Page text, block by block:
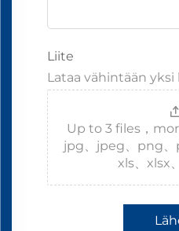
Liite
Lataa vähintään yksi
Up to 3 files，
jpg、jpeg、png、
xls、xlsx